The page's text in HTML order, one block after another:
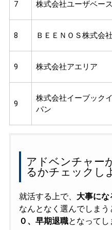
7 株式会社ユーザベース
8 ＢＥＥＮＯＳ株式会社
9 株式会社アエリア
9
株式会社イーブック
パン
アドベンチャー
るかチェックし
就活する上で、 大事にな
なんとなく選んでしま
０、早期退職となってし